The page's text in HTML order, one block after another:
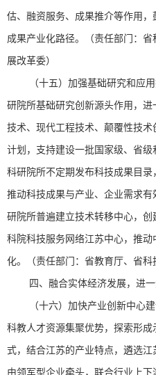
估、融资服务、成果推介等作用
成果产业化路径。（责任部门：
展改革委）
（十五）加强基础研究和应
研院所基础研究创新源头作用，
技术、现代工程技术、颠覆性技
计划，支持建设一批国家级、省
科研院所不定期发布科技成果目录
推动科技成果与产业、企业需求
研院所普遍建立技术转移中心，
科院科技服务网络江苏中心，推
化。（责任部门：省教育厅、省科
四、融合实体经济发展，进
（十六）加快产业创新中心
科教人才资源集聚优势，探索形
式，结合江苏的产业特点，遴选江
由领军型企业牵头，联合行业上